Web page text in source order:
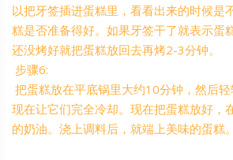
以把牙签插进蛋糕里，看看出来的时候是
糕是否准备得好。如果牙签干了就表示蛋
还没烤好就把蛋糕放回去再烤2-3分钟。
步骤6:
把蛋糕放在平底锅里大约10分钟，然后轻
现在让它们完全冷却。现在把蛋糕放好，
的奶油。浇上调料后，就端上美味的蛋糕。